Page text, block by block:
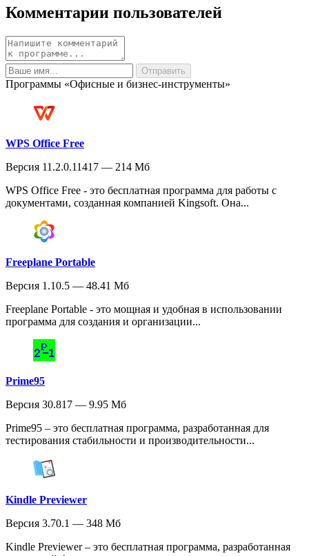
Комментарии пользователей
Программы «Офисные и бизнес-инструменты»
WPS Office Free
Версия 11.2.0.11417 — 214 Мб
WPS Office Free - это бесплатная программа для работы с
документами, созданная компанией Kingsoft. Она...
Freeplane Portable
Версия 1.10.5 — 48.41 Мб
Freeplane Portable - это мощная и удобная в использовании
программа для создания и организации...
Prime95
Версия 30.817 — 9.95 Мб
Prime95 – это бесплатная программа, разработанная для
тестирования стабильности и производительности...
Kindle Previewer
Версия 3.70.1 — 348 Мб
Kindle Previewer – это бесплатная программа, разработанная